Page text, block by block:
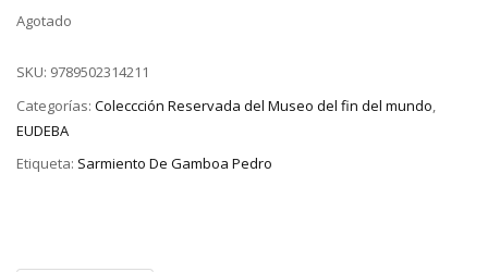
Agotado
SKU: 9789502314211
Categorías: Coleccción Reservada del Museo del fin del mundo
EUDEBA
Etiqueta: Sarmiento De Gamboa Pedro